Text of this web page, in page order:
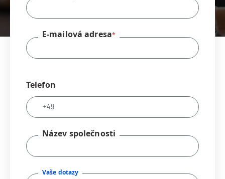
E-mailová adresa
Telefon
Název společnosti
Vaše dotazy